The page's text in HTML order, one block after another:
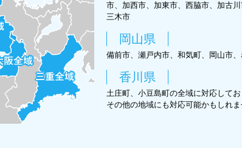
市、加西市、加東市、西脇市、加古
三木市
岡山県
備前市、瀬戸内市、和気町、岡山市
香川県
土庄町、小豆島町の全域に対応してお
その他の地域にも対応可能かもしれ